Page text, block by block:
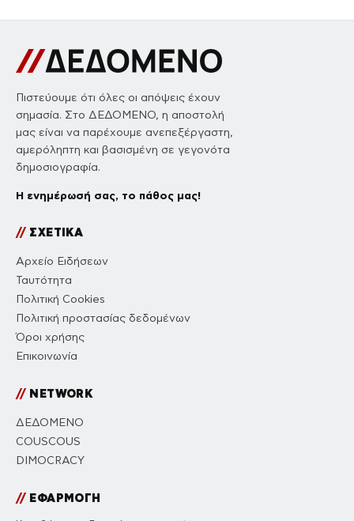
Πιστεύουμε ότι όλες οι απόψεις έχουν
σημασία. Στο ΔΕΔΟΜΕΝΟ, η αποστολή
μας είναι να παρέχουμε ανεπεξέργαστη,
αμερόληπτη και βασισμένη σε γεγονότα
δημοσιογραφία.
Η ενημέρωσή σας, το πάθος μας!
//ΣΧΕΤΙΚΑ
Αρχείο Ειδήσεων
Ταυτότητα
Πολιτική Cookies
Πολιτική προστασίας δεδομένων
Όροι χρήσης
Επικοινωνία
//NETWORK
ΔΕΔΟΜΕΝΟ
COUSCOUS
DIMOCRACY
//ΕΦΑΡΜΟΓΗ